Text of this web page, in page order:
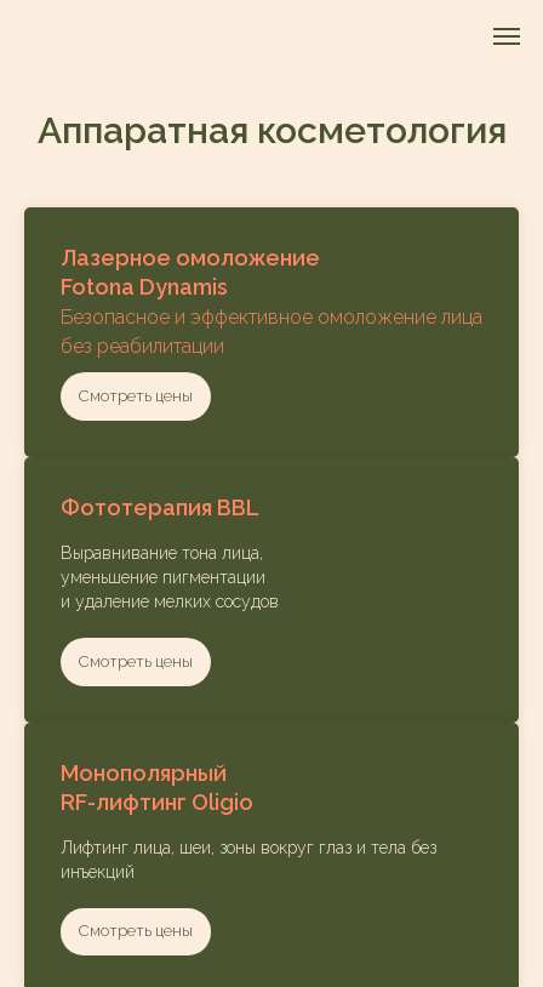
Аппаратная косметология
Лазерное омоложение
Fotona Dynamis
Безопасное и эффективное омоложение лица
без реабилитации
Смотреть цены
Фототерапия BBL
Выравнивание тона лица,
уменьшение пигментации
и удаление мелких сосудов
Смотреть цены
Монополярный
RF-лифтинг Oligio
Лифтинг лица, шеи, зоны вокруг глаз и тела без
инъекций
Смотреть цены